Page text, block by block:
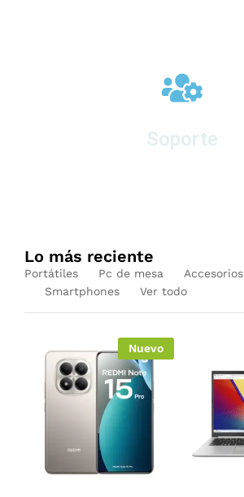
Soporte
Lo más reciente
Portátiles Pc de mesa Accesorios
Smartphones
Ver todo
Nuevo